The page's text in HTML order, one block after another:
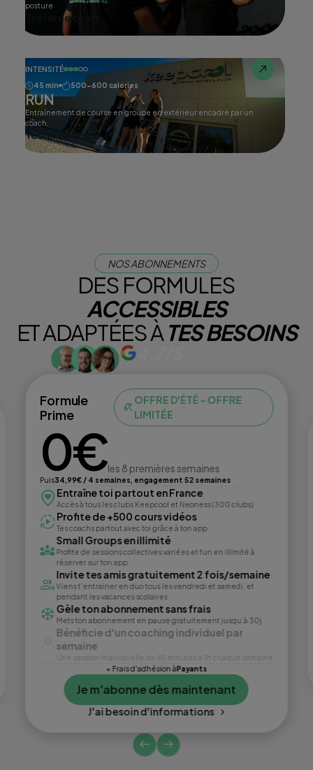
posture
Tester ce cours
INTENSITÉ
45 min
500-600 calories
RUN
Entraînement de course en groupe en extérieur encadré par un
coach.
Tester ce cours
NOS ABONNEMENTS
DES FORMULES
ACCESSIBLES
ET ADAPTÉES ÀTES BESOINS
Formule
Prime
OFFRE D'ÉTÉ - OFFRE
LIMITÉE
0€les 8 premières semaines
Puis34,99€ / 4 semaines, engagement 52 semaines
Entraîne toi partout en France
Accès à tous les clubs Keepcool et Neoness (300 clubs)
Profite de +500 cours vidéos
Tes coachs partout avec toi grâce à ton app
Small Groups en illimité
Profite de sessions collectives variées et fun en illimité à
réserver sur ton app
Invite tes amis gratuitement 2 fois/semaine
Viens t’entrainer en duo tous les vendredi et samedi, et
pendant les vacances scolaires
Gèle ton abonnement sans frais
Mets ton abonnement en pause gratuitement jusqu’à 30j
Bénéficie d'un coaching individuel par
semaine
Une session individuelle de 45 minutes à 1h chaque semaine
+ Frais d'adhésion àPayants
Je m'abonne dès maintenant
J'ai besoin d'informations